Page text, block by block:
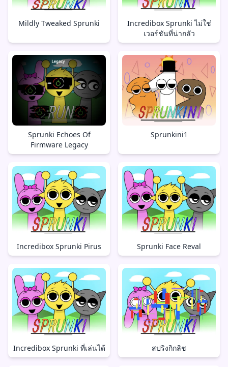
Mildly Tweaked Sprunki
Incredibox Sprunki ไม่ใช่
เวอร์ชันที่น่ากลัว
Sprunki Echoes Of
Firmware Legacy
Sprunkini1
Incredibox Sprunki Pirus Sprunki Face Reval
Incredibox Sprunki ที่เล่นได้ สปริงกิกลิช